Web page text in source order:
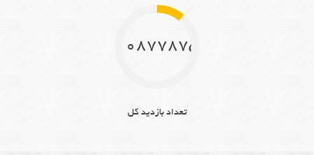
10877875
تعداد بازدید کل